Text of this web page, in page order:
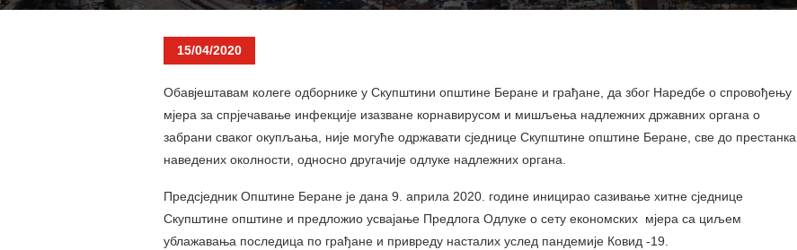
15/04/2020
Обавјештавам колеге одборнике у Скупштини општине Беране и грађане, да због Наредбе о спровођењу
мјера за спрјечавање инфекције изазване корнавирусом и мишљења надлежних државних органа о
забрани сваког окупљања, није могуће одржавати сједнице Скупштине општине Беране, све до престанка
наведених околности, односно другачије одлуке надлежних органа.
Предсједник Општине Беране је дана 9. априла 2020. године иницирао сазивање хитне сједнице
Скупштине општине и предложио усвајање Предлога Одлуке о сету економских мјера са циљем
ублажавања последица по грађане и привреду насталих услед пандемије Ковид -19.